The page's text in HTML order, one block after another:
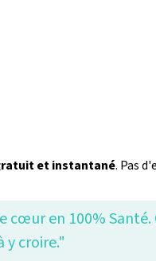
et instantané. Pas
cœur en 100%
croire."